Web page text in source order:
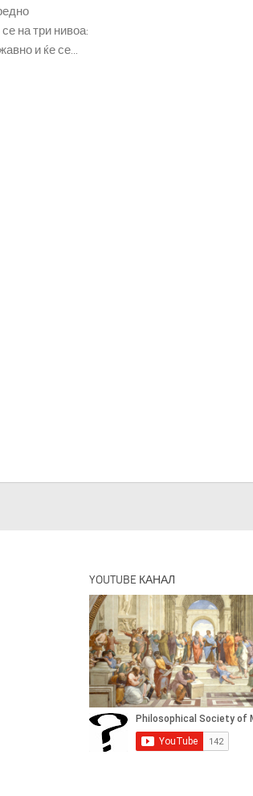
на три нивоа:
и ќе се...
YOUTUBE КАНАЛ